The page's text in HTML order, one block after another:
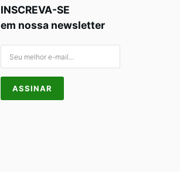
INSCREVA-SE
em nossa newsletter